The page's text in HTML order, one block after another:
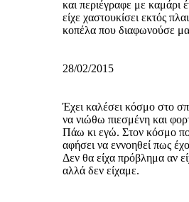
και περιέγραφε με καμάρι
είχε χαστουκίσει εκτός
κοπέλα που διαφωνούσε
28/02/2015
Έχει καλέσει κόσμο στο
να νιώθω πιεσμένη και
Πάω κι εγώ. Στον κόσμο
αφήσει να εννοηθεί πως
Δεν θα είχα πρόβλημα αν
αλλά δεν είχαμε.